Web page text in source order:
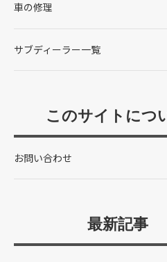
車の修理
サブディーラー一覧
このサイトにつ
お問い合わせ
最新記事